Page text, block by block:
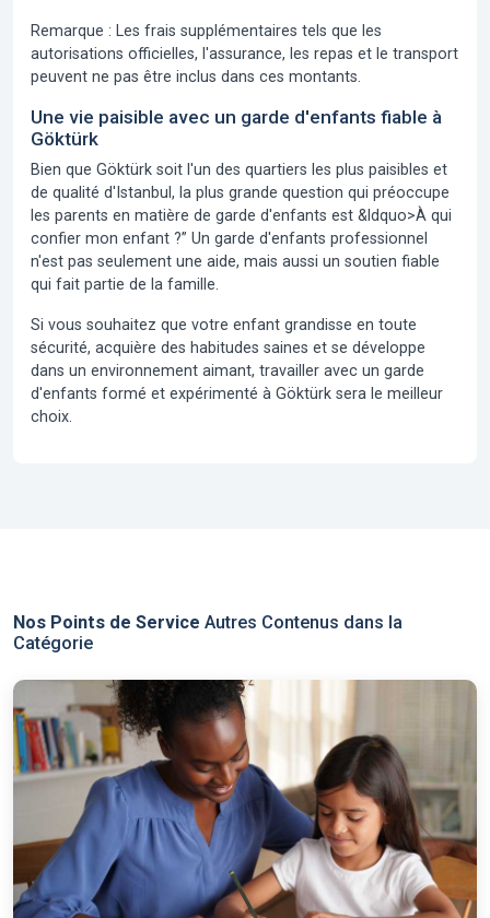
Remarque : Les frais supplémentaires tels que les
autorisations officielles, l'assurance, les repas et le transport
peuvent ne pas être inclus dans ces montants.
Une vie paisible avec un garde d'enfants fiable à
Göktürk
Bien que Göktürk soit l'un des quartiers les plus paisibles et
de qualité d'Istanbul, la plus grande question qui préoccupe
les parents en matière de garde d'enfants est &ldquo>À qui
confier mon enfant ?” Un garde d'enfants professionnel
n'est pas seulement une aide, mais aussi un soutien fiable
qui fait partie de la famille.
Si vous souhaitez que votre enfant grandisse en toute
sécurité, acquière des habitudes saines et se développe
dans un environnement aimant, travailler avec un garde
d'enfants formé et expérimenté à Göktürk sera le meilleur
choix.
Nos Points de Service Autres Contenus dans la
Catégorie